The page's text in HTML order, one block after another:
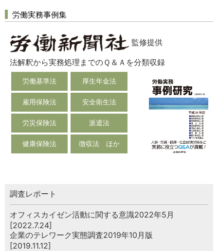
労働実務事例集
監修提供
法解釈から実務処理までのＱ＆Ａを分類収録
労働基準法 厚生年金法
雇用保険法 安全衛生法
労災保険法 派遣法
健康保険法 徴収法 ほか
調査レポート
オフィスカイゼン活動に関する意識2022年5月
[2022.7.24]
企業のテレワーク実態調査2019年10月版
[2019.11.12]